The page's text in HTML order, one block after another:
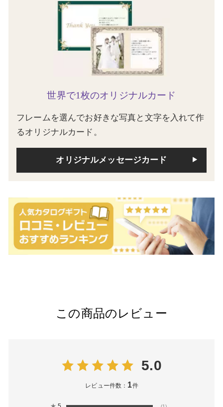
世界で1枚のオリジナルカード
フレームを選んでお好きな写真と文字を入れて作
るオリジナルカード。
オリジナルメッセージカード
この商品のレビュー
5.0
レビュー件数： 1件